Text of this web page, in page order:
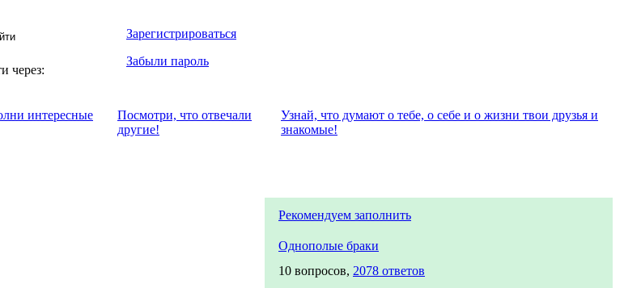
через:
Зарегистрироваться
Забыли пароль
интересные
Посмотри, что отвeчали
другие!
Узнай, что думают о тебе, о себе и о жизни твои друзья и
знакомые!
Рекомендуем заполнить
Однополые браки
10 вопросов, 2078 ответов